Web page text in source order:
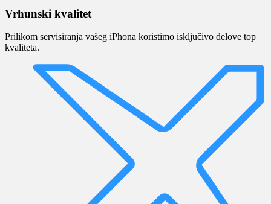
Vrhunski kvalitet
Prilikom servisiranja vašeg iPhona koristimo isključivo delove top
kvaliteta.